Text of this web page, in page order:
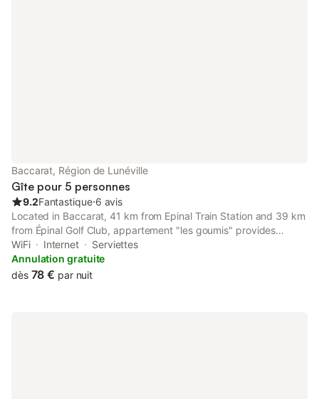
Baccarat, Région de Lunéville
Gîte pour 5 personnes
9.2Fantastique⋅6 avis
Located in Baccarat, 41 km from Epinal Train Station and 39 km
from Épinal Golf Club, appartement "les goumis" provides
garden views and free WiFi. The property is non-smoking and is
situated 41 km from Vosges Square.
WiFi Internet
Serviettes
Annulation gratuite
dès 78 € par nuit